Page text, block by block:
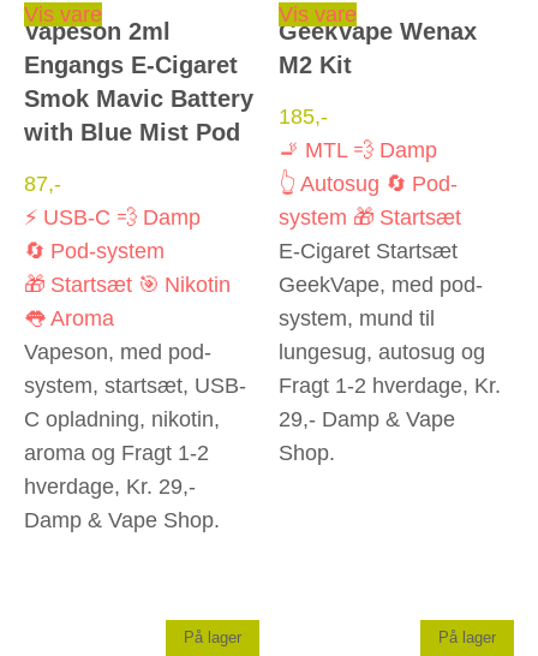
Vis vare
Vapeson 2ml
Engangs E-Cigaret
Smok Mavic Battery
with Blue Mist Pod
87,-
⚡ USB-C 💨 Damp
🔄 Pod-system
🎁 Startsæt 🎯 Nikotin
👅 Aroma
Vapeson, med pod-
system, startsæt, USB-
C opladning, nikotin,
aroma og Fragt 1-2
hverdage, Kr. 29,-
Damp & Vape Shop.
Vis vare
GeekVape Wenax
M2 Kit
185,-
🚬 MTL 💨 Damp
👆 Autosug 🔄 Pod-
system 🎁 Startsæt
E-Cigaret Startsæt
GeekVape, med pod-
system, mund til
lungesug, autosug og
Fragt 1-2 hverdage, Kr.
29,- Damp & Vape
Shop.
På lager På lager